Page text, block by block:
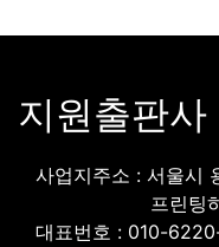
지원출판사
사업지주소 : 서울시
프린팅하우
대표번호 : 010-